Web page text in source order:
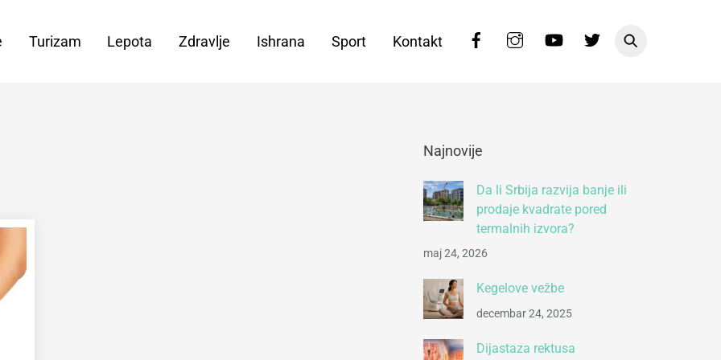
FacebookInstagramYouTubeTwitter
Turizam Lepota Zdravlje Ishrana Sport Kontakt
Najnovije
Da li Srbija razvija banje ili
prodaje kvadrate pored
termalnih izvora?
maj 24, 2026
Kegelove vežbe
decembar 24, 2025
Dijastaza rektusa